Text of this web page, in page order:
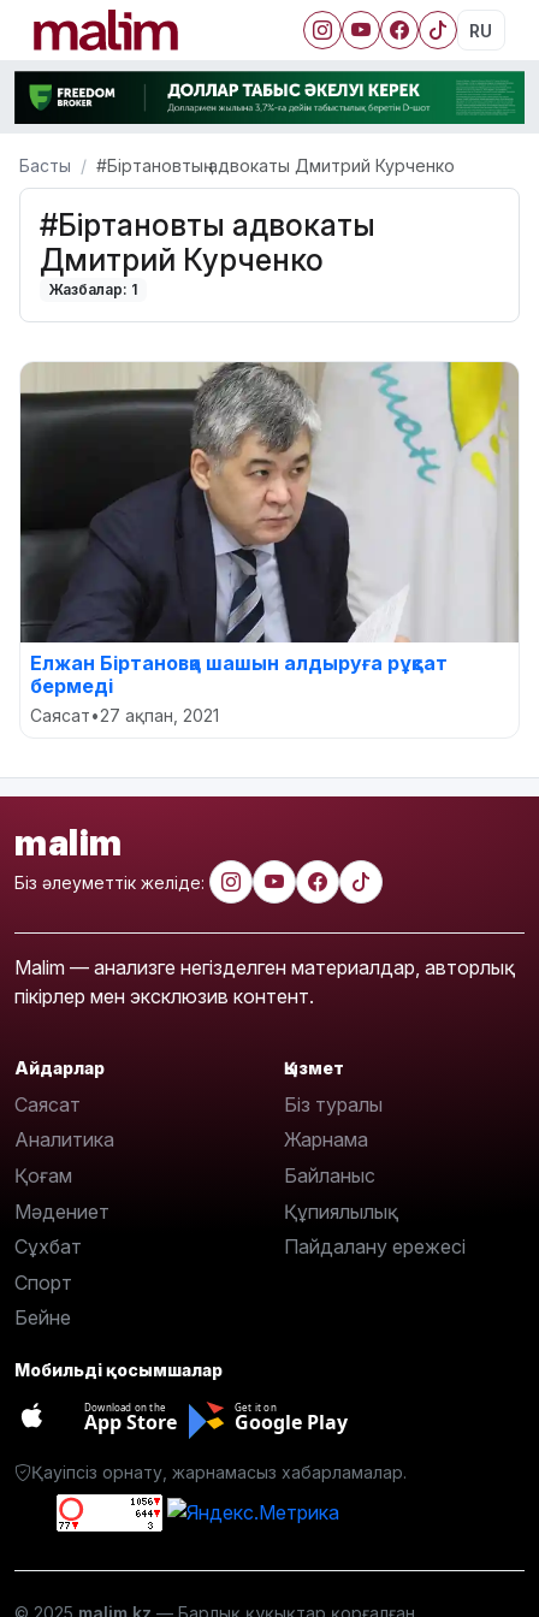
RU
Басты #Біртановтың адвокаты Дмитрий Курченко
#Біртановтың адвокаты
Дмитрий Курченко
Жазбалар: 1
Елжан Біртановқа шашын алдыруға рұқсат
бермеді
Саясат•27 ақпан, 2021
malim
Біз әлеуметтік желіде:
Malim — анализге негізделген материалдар, авторлық
пікірлер мен эксклюзив контент.
Айдарлар
Саясат
Аналитика
Қоғам
Мәдениет
Сұхбат
Спорт
Бейне
Қызмет
Біз туралы
Жарнама
Байланыс
Құпиялылық
Пайдалану ережесі
Мобильді қосымшалар
Download on the
App Store
Get it on
Google Play
Қауіпсіз орнату, жарнамасыз хабарламалар.
© 2025 malim.kz — Барлық құқықтар қорғалған.